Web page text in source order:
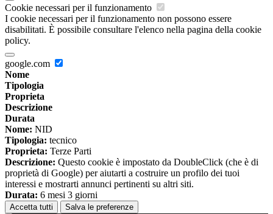
Cookie necessari per il funzionamento
I cookie necessari per il funzionamento non possono essere
disabilitati. È possibile consultare l'elenco nella pagina della cookie
policy.
google.com
Nome
Tipologia
Proprieta
Descrizione
Durata
Nome: NID
Tipologia: tecnico
Proprieta: Terze Parti
Descrizione: Questo cookie è impostato da DoubleClick (che è di
proprietà di Google) per aiutarti a costruire un profilo dei tuoi
interessi e mostrarti annunci pertinenti su altri siti.
Durata: 6 mesi 3 giorni
Accetta tutti Salva le preferenze